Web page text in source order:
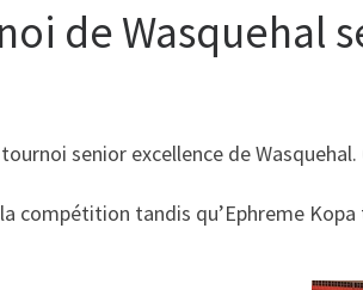
de Wasquehal
senior excellence de
compétition tandis qu’Ephreme